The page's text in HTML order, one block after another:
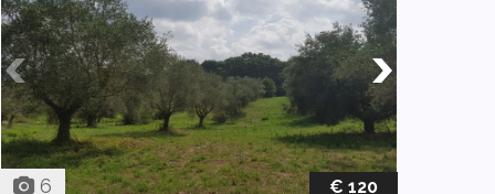
6 € 120